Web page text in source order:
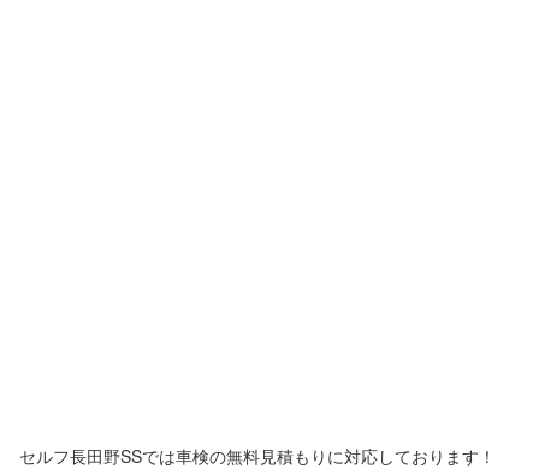
セルフ長田野SSでは車検の無料見積もりに対応しております！